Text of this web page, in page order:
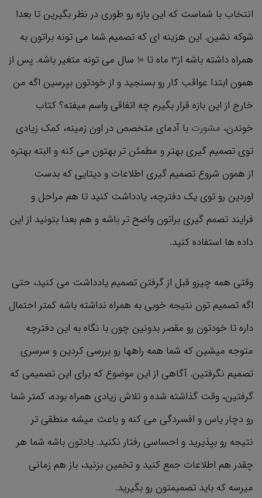
انتخاب با شماست که این بازه رو طوری در نظر بگیرین تا بعدا
شوکه نشین. این هزینه ای که تصمیم شما می تونه براتون به
همراه داشته باشه از3 ماه تا 10 سال می تونه متغیر باشه. پس از
همون ابتدا عواقب کار رو بسنجید و از خودتون بپرسین اگه من
خارج از این بازه قرار بگیرم چه اتفاقی واسم میفته؟ کتاب
خوندن، مشورت با آدمای متخصص در اون زمینه، کمک زیادی
توی تصمیم گیری بهتر و مطمئن تر بهتون می کنه و البته بهتره
از همون شروع تصمیم گیری اطلاعات و دیتایی که بدست
اوردین رو توی یک دفترچه، یادداشت کنید تا هم مراحل و
فرایند تصمم گیری براتون واضح تر باشه و هم بعدا بتونید از این
داده ها استفاده کنید.
وقتی همه چیزو قبل از گرفتن تصمیم یادداشت می کنید، حتی
اگه تصمیم تون نتیجه خوبی به همراه نداشته باشه کمتر احتمال
داره تا خودتون رو مقصر بدونین چون با نگاه به این دفترچه
متوجه میشین که شما همه راهها رو بررسی کردین و سرسری
تصمیم نگرفتین. آگاهی از این موضوع که برای این تصمیمی که
گرفتین، وقت گذاشته شده و تلاش زیادی همراه بوده، کمتر شما
رو دچار یاس و افسردگی می کنه و باعث میشه منطقی تر
نتیجه رو بپذیرید و احساسی رفتار نکنید. یادتون باشه شما هر
چقدر هم اطلاعات جمع کنید و تخمین بزنید، باز هم زمانی
میرسه که باید تصمیمتون رو بگیرید.